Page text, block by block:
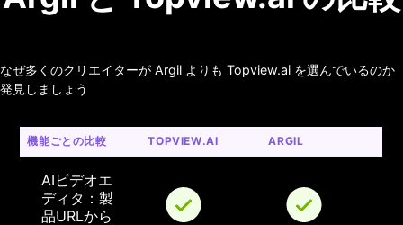
なぜ多くのクリエイターが Argil よりも Topview.ai を選んでいるのか
発見しましょう
機能ごとの比較 TOPVIEW.AI ARGIL
AIビデオエ
ディタ：製
品URLから